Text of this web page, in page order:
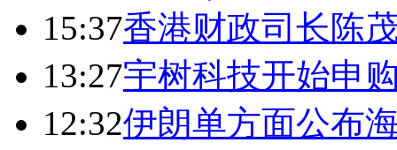
15:37香港财政司长陈
13:27宇树科技开始申
12:32伊朗单方面公布